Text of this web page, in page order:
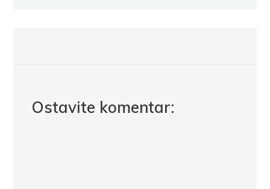
Ostavite komentar: